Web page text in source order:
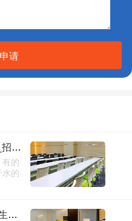
请
2023年河南省_单招_志愿填报_招生专业
有的
水的
2023上蔡单招-报名截止了吗女生报什么专业-必看